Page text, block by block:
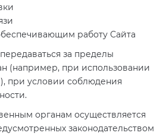
работу Сайта
за пределы
(например, при использовании
при условии соблюдения
органам осуществляется
законодательством